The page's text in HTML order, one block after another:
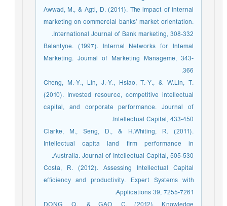
Awwad, M., & Agti, D. (2011). The impact of internal
marketing on commercial banks’ market orientation.
International Journal of Bank marketing, 308-332.
Balantyne. (1997). Internal Networks for Intemal
Marketing. Joumal of Marketing Manageme, 343-
366.
Cheng, M.-Y., Lin, J.-Y., Hsiao, T.-Y., & W.Lin, T.
(2010). Invested resource, competitive intellectual
capital, and corporate performance. Journal of
Intellectual Capital, 433-450.
Clarke, M., Seng, D., & H.Whiting, R. (2011).
Intellectual capita land ﬁrm performance in
Australia. Journal of Intellectual Capital, 505-530.
Costa, R. (2012). Assessing Intellectual Capital
efﬁciency and productivity. Expert Systems with
Applications 39, 7255-7261.